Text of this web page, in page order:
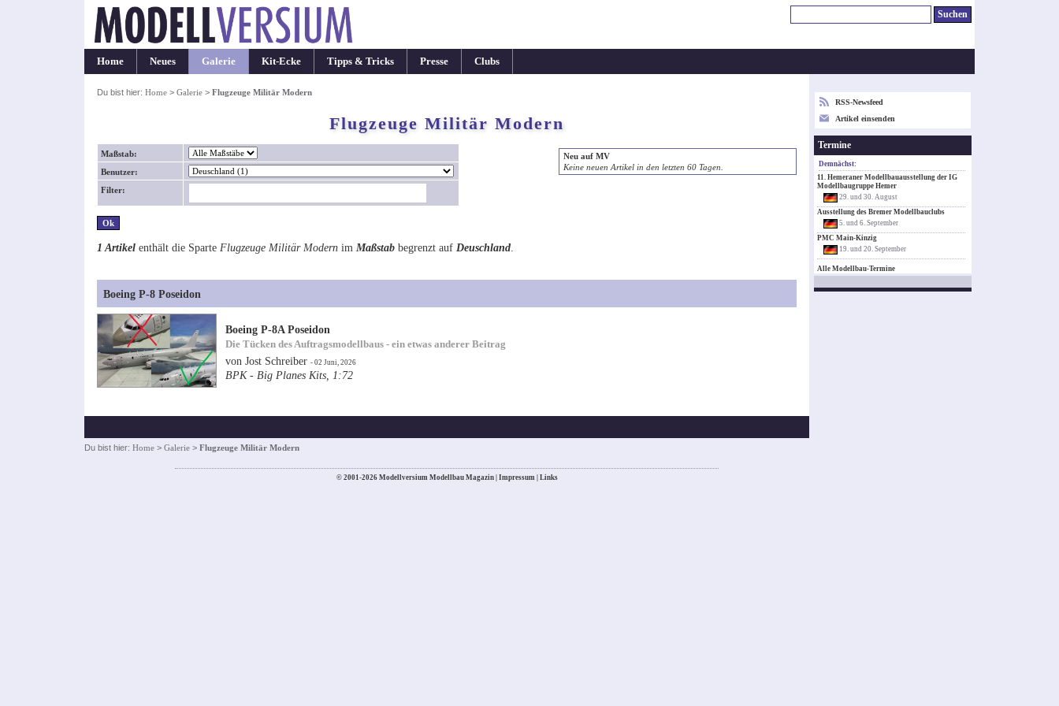
Home Neues Galerie Kit-Ecke Tipps & Tricks Presse Clubs
Du bist hier: Home> Galerie> Flugzeuge Militär Modern
Flugzeuge Militär Modern
Neu auf MV
Keine neuen Artikel in den letzten 60 Tagen.
Maßstab:
Benutzer:
Filter:
1 Artikelenthält die Sparte Flugzeuge Militär Modernim Maßstab begrenzt auf Deuschland.
Boeing P-8 Poseidon
Boeing P-8A Poseidon
Die Tücken des Auftragsmodellbaus - ein etwas anderer Beitrag
von Jost Schreiber - 02 Juni, 2026
BPK - Big Planes Kits, 1:72
Du bist hier: Home > Galerie > Flugzeuge Militär Modern
© 2001-2026 Modellversium Modellbau Magazin | Impressum| Links
RSS-Newsfeed
Artikel einsenden
Termine
Demnächst:
11. Hemeraner Modellbauausstellung der IG
Modellbaugruppe Hemer
29. und 30. August
Ausstellung des Bremer Modellbauclubs
5. und 6. September
PMC Main-Kinzig
19. und 20. September
Alle Modellbau-Termine